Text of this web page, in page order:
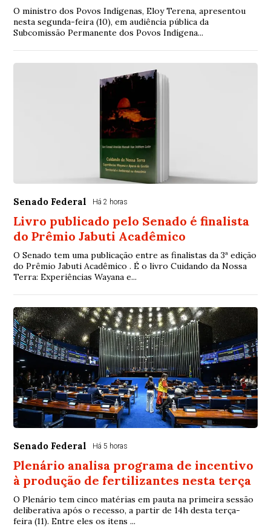
O ministro dos Povos Indígenas, Eloy Terena, apresentou
nesta segunda-feira (10), em audiência pública da
Subcomissão Permanente dos Povos Indígena...
Senado Federal Há 2 horas
Livro publicado pelo Senado é finalista
do Prêmio Jabuti Acadêmico
O Senado tem uma publicação entre as finalistas da 3ª edição
do Prêmio Jabuti Acadêmico . É o livro Cuidando da Nossa
Terra: Experiências Wayana e...
Senado Federal Há 5 horas
Plenário analisa programa de incentivo
à produção de fertilizantes nesta terça
O Plenário tem cinco matérias em pauta na primeira sessão
deliberativa após o recesso, a partir de 14h desta terça-
feira (11). Entre eles os itens ...